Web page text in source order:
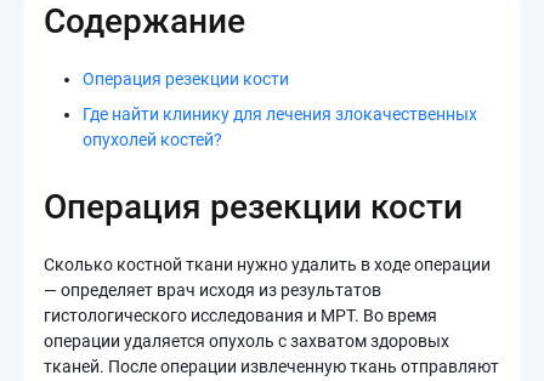
Содержание
Операция резекции кости
Где найти клинику для лечения злокачественных
опухолей костей?
Операция резекции кости
Сколько костной ткани нужно удалить в ходе операции
— определяет врач исходя из результатов
гистологического исследования и МРТ. Во время
операции удаляется опухоль с захватом здоровых
тканей. После операции извлеченную ткань отправляют